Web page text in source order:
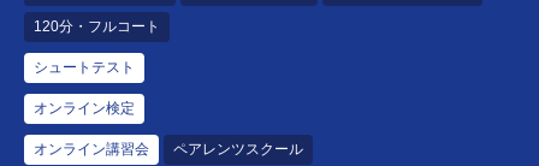
120分・フルコート
シュートテスト
オンライン検定
オンライン講習会 ペアレンツスクール